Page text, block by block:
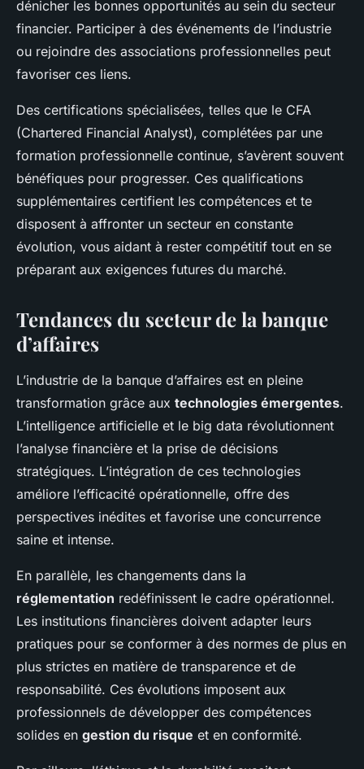
dénicher les bonnes opportunités au sein du secteur
financier. Participer à des événements de l’industrie
ou rejoindre des associations professionnelles peut
favoriser ces liens.
Des certifications spécialisées, telles que le CFA
(Chartered Financial Analyst), complétées par une
formation professionnelle continue, s’avèrent souvent
bénéfiques pour progresser. Ces qualifications
supplémentaires certifient les compétences et te
disposent à affronter un secteur en constante
évolution, vous aidant à rester compétitif tout en se
préparant aux exigences futures du marché.
Tendances du secteur de la banque
d’affaires
L’industrie de la banque d’affaires est en pleine
transformation grâce aux technologies émergentes.
L’intelligence artificielle et le big data révolutionnent
l’analyse financière et la prise de décisions
stratégiques. L’intégration de ces technologies
améliore l’efficacité opérationnelle, offre des
perspectives inédites et favorise une concurrence
saine et intense.
En parallèle, les changements dans la
réglementation redéfinissent le cadre opérationnel.
Les institutions financières doivent adapter leurs
pratiques pour se conformer à des normes de plus en
plus strictes en matière de transparence et de
responsabilité. Ces évolutions imposent aux
professionnels de développer des compétences
solides en gestion du risque et en conformité.